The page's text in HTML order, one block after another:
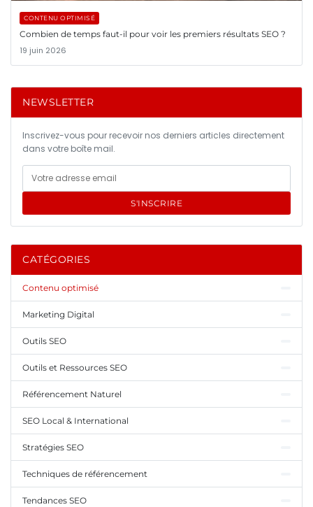
CONTENU OPTIMISÉ
Combien de temps faut-il pour voir les premiers résultats SEO ?
19 juin 2026
NEWSLETTER
Inscrivez-vous pour recevoir nos derniers articles directement
dans votre boîte mail.
S'INSCRIRE
CATÉGORIES
Contenu optimisé
Marketing Digital
Outils SEO
Outils et Ressources SEO
Référencement Naturel
SEO Local & International
Stratégies SEO
Techniques de référencement
Tendances SEO